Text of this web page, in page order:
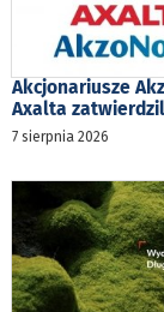
Akcjonariusze
Axalta
7 sierpnia 2026